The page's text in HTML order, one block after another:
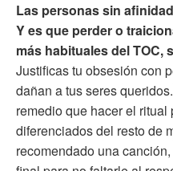
Las personas sin
Y es que perder o
más habituales del TOC,
Justificas tu obsesión con
dañan a tus seres
remedio que hacer el
diferenciados del resto de
recomendado una